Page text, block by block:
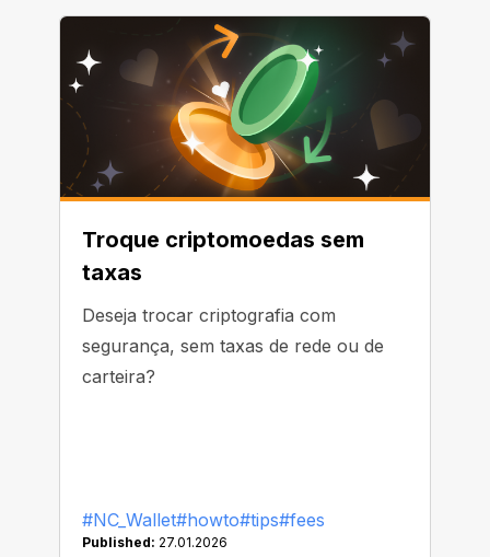
Troque criptomoedas sem
taxas
Deseja trocar criptografia com
segurança, sem taxas de rede ou de
carteira?
#NC_Wallet#howto#tips#fees
Published: 27.01.2026